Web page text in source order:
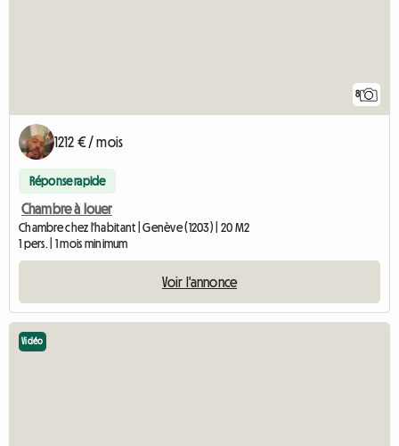
8
1212 € / mois
Réponse rapide
Chambre à louer
Chambre chez l'habitant | Genève (1203) | 20 M2
1 pers. | 1 mois minimum
Voir l'annonce
Vidéo